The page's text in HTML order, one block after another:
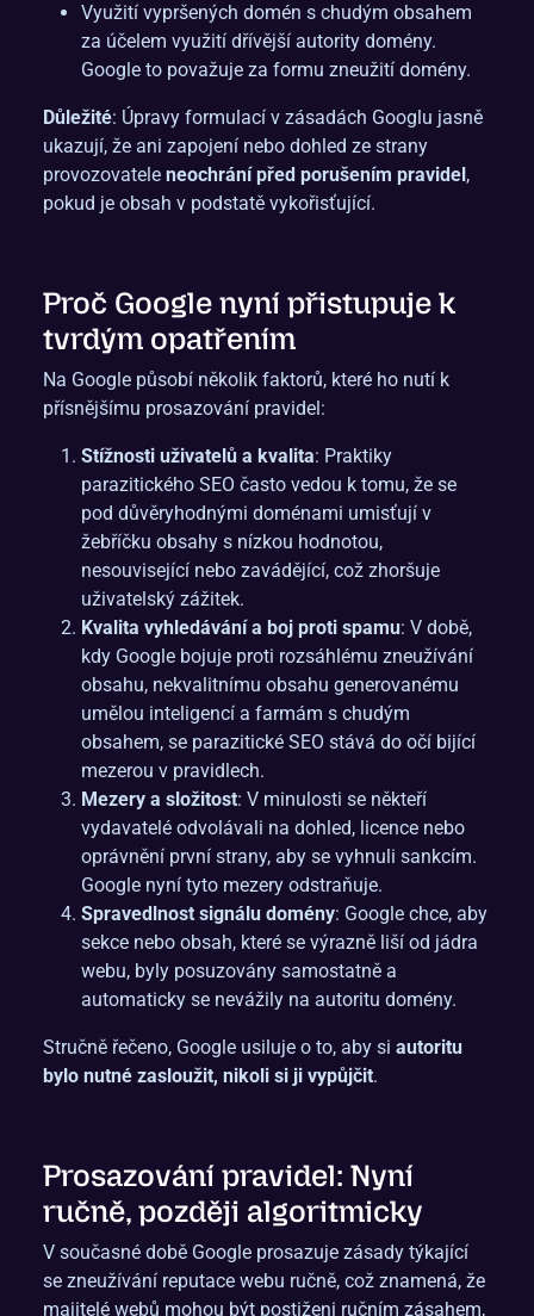
Využití vypršených domén s chudým obsahem
za účelem využití dřívější autority domény.
Google to považuje za formu zneužití domény.
Důležité: Úpravy formulací v zásadách Googlu jasně
ukazují, že ani zapojení nebo dohled ze strany
provozovatele neochrání před porušením pravidel,
pokud je obsah v podstatě vykořisťující.
Proč Google nyní přistupuje k
tvrdým opatřením
Na Google působí několik faktorů, které ho nutí k
přísnějšímu prosazování pravidel:
Stížnosti uživatelů a kvalita: Praktiky
parazitického SEO často vedou k tomu, že se
pod důvěryhodnými doménami umisťují v
žebříčku obsahy s nízkou hodnotou,
nesouvisející nebo zavádějící, což zhoršuje
uživatelský zážitek.
Kvalita vyhledávání a boj proti spamu: V době,
kdy Google bojuje proti rozsáhlému zneužívání
obsahu, nekvalitnímu obsahu generovanému
umělou inteligencí a farmám s chudým
obsahem, se parazitické SEO stává do očí bijící
mezerou v pravidlech.
Mezery a složitost: V minulosti se někteří
vydavatelé odvolávali na dohled, licence nebo
oprávnění první strany, aby se vyhnuli sankcím.
Google nyní tyto mezery odstraňuje.
Spravedlnost signálu domény: Google chce, aby
sekce nebo obsah, které se výrazně liší od jádra
webu, byly posuzovány samostatně a
automaticky se nevážily na autoritu domény.
Stručně řečeno, Google usiluje o to, aby si autoritu
bylo nutné zasloužit, nikoli si ji vypůjčit.
Prosazování pravidel: Nyní
ručně, později algoritmicky
V současné době Google prosazuje zásady týkající
se zneužívání reputace webu ručně, což znamená, že
majitelé webů mohou být postiženi ručním zásahem,